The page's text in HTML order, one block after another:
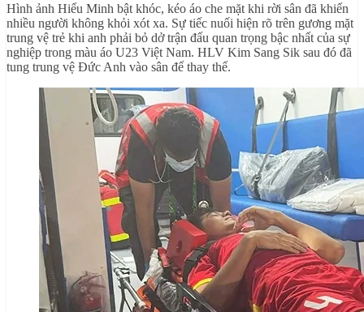
Hình ảnh Hiểu Minh bật khóc, kéo áo che mặt khi rời sân đã khiến
nhiều người không khỏi xót xa. Sự tiếc nuối hiện rõ trên gương mặt
trung vệ trẻ khi anh phải bỏ dở trận đấu quan trọng bậc nhất của sự
nghiệp trong màu áo U23 Việt Nam. HLV Kim Sang Sik sau đó đã
tung trung vệ Đức Anh vào sân để thay thế.